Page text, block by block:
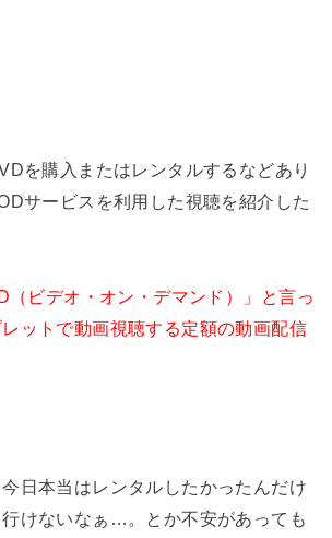
を購入またはレンタルするなどあり
サービスを利用した視聴を紹介した
（ビデオ・オン・デマンド）」と言っ
ットで動画視聴する定額の動画配信
日本当はレンタルしたかったんだけ
けないなぁ…。とか不安があっても